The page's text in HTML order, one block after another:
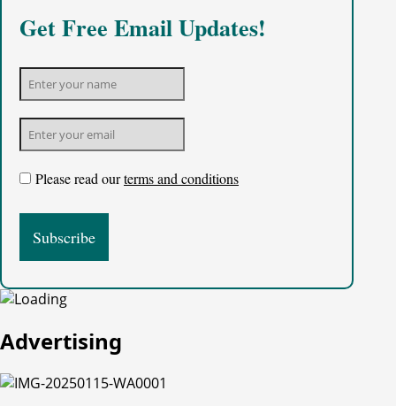
Get Free Email Updates!
Please read ourterms and conditions
Advertising